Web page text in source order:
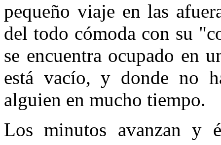
pequeño viaje en las
del todo cómoda con su
se encuentra ocupado en
está vacío, y donde no
alguien en mucho tiempo.
Los minutos avanzan y